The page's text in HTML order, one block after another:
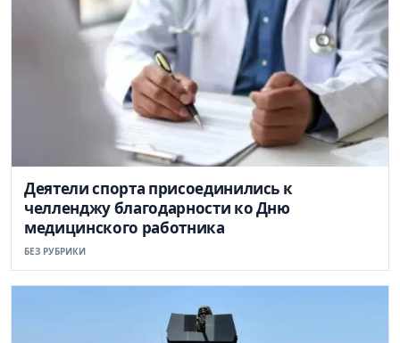
Деятели спорта присоединились к
челленджу благодарности ко Дню
медицинского работника
БЕЗ РУБРИКИ